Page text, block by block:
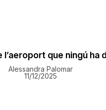
l’aeroport que ningú ha
Alessandra Palomar
11/12/2025